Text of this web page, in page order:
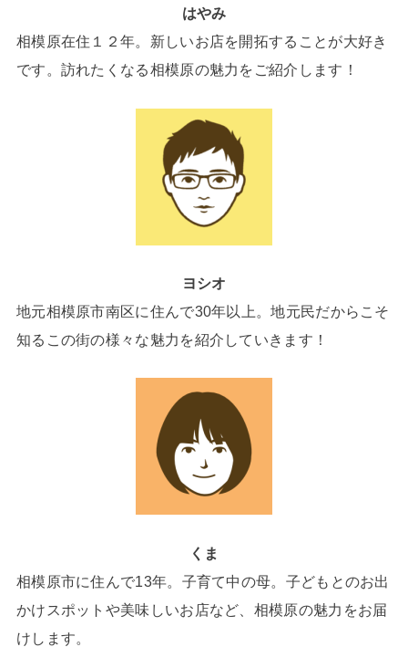
はやみ
相模原在住１２年。新しいお店を開拓することが大好き
です。訪れたくなる相模原の魅力をご紹介します！
ヨシオ
地元相模原市南区に住んで30年以上。地元民だからこそ
知るこの街の様々な魅力を紹介していきます！
くま
相模原市に住んで13年。子育て中の母。子どもとのお出
かけスポットや美味しいお店など、相模原の魅力をお届
けします。